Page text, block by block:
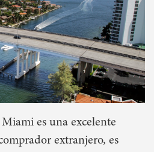
es una excelente
extranjero, es